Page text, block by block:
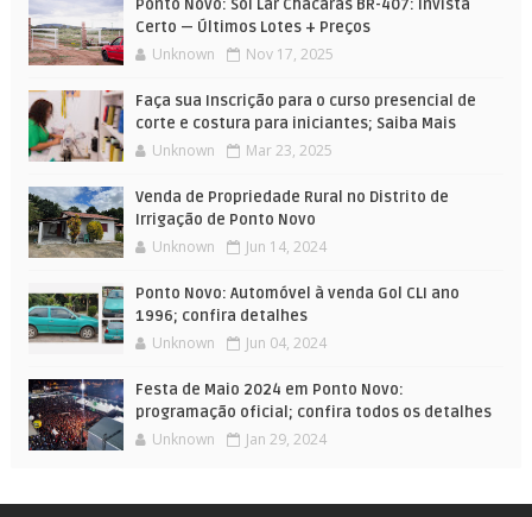
Ponto Novo: Sol Lar Chácaras BR-407: Invista
Certo — Últimos Lotes + Preços
Unknown Nov 17, 2025
Faça sua Inscrição para o curso presencial de
corte e costura para iniciantes; Saiba Mais
Unknown Mar 23, 2025
Venda de Propriedade Rural no Distrito de
Irrigação de Ponto Novo
Unknown Jun 14, 2024
Ponto Novo: Automóvel à venda Gol CLI ano
1996; confira detalhes
Unknown Jun 04, 2024
Festa de Maio 2024 em Ponto Novo:
programação oficial; confira todos os detalhes
Unknown Jan 29, 2024